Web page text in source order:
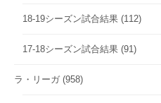
18-19シーズン試合結果 (112)
17-18シーズン試合結果 (91)
ラ・リーガ (958)